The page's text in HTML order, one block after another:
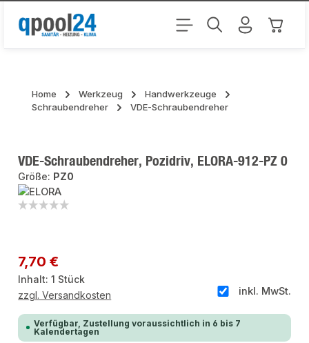
Zum Hauptinhalt springen
Home Werkzeug
Handwerkzeuge
Schraubendreher
VDE-Schraubendreher
VDE-Schraubendreher, Pozidriv, ELORA-912-PZ 0
Größe: PZ0
Regulärer Preis:
7,70 €
Inhalt:1 Stück
inkl. MwSt.
zzgl. Versandkosten
Verfügbar, Zustellung voraussichtlich in 6 bis 7
Kalendertagen